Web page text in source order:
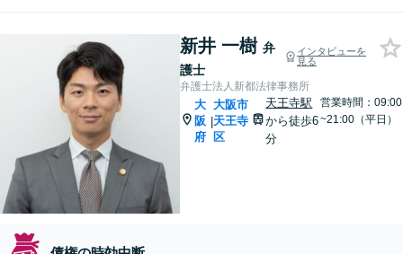
新井 一樹 弁
護士
インタビューを
見る
弁護士法人新都法律事務所
大
阪
府
|
大阪市
天王寺
区
天王寺駅
から徒歩6
分
営業時間：09:00
~21:00（平日）